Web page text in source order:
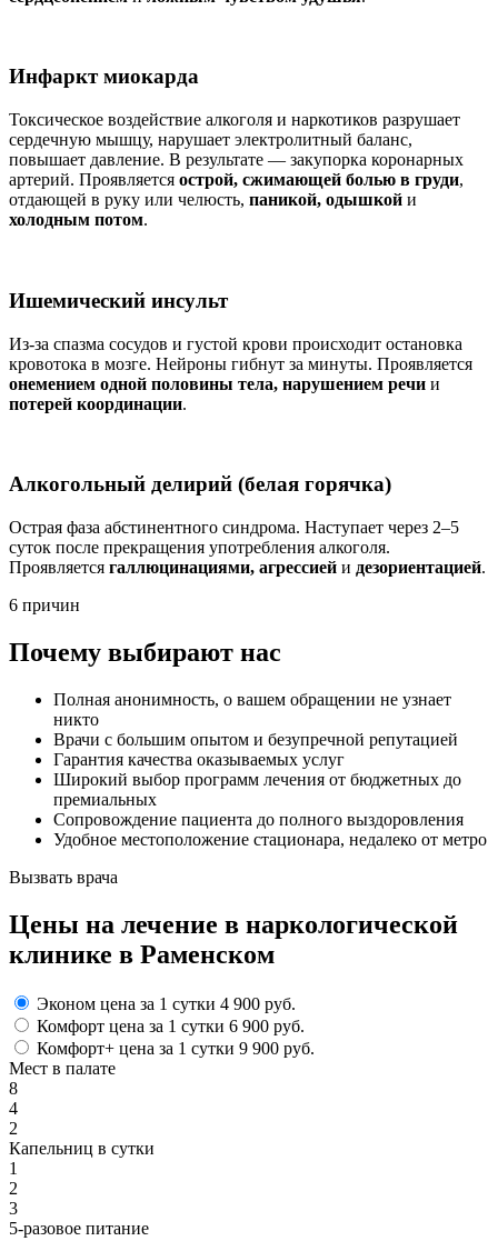
Инфаркт миокарда
Токсическое воздействие алкоголя и наркотиков разрушает
сердечную мышцу, нарушает электролитный баланс,
повышает давление. В результате — закупорка коронарных
артерий. Проявляется острой, сжимающей болью в груди,
отдающей в руку или челюсть, паникой, одышкой и
холодным потом.
Ишемический инсульт
Из-за спазма сосудов и густой крови происходит остановка
кровотока в мозге. Нейроны гибнут за минуты. Проявляется
онемением одной половины тела, нарушением речи и
потерей координации.
Алкогольный делирий (белая горячка)
Острая фаза абстинентного синдрома. Наступает через 2–5
суток после прекращения употребления алкоголя.
Проявляется галлюцинациями, агрессией и дезориентацией.
6 причин
Почему выбирают нас
Полная анонимность, о вашем обращении не узнает
никто
Врачи с большим опытом и безупречной репутацией
Гарантия качества оказываемых услуг
Широкий выбор программ лечения от бюджетных до
премиальных
Сопровождение пациента до полного выздоровления
Удобное местоположение стационара, недалеко от метро
Вызвать врача
Цены на лечение в наркологической
клинике в Раменском
Эконом цена за 1 сутки 4 900 руб.
Комфорт цена за 1 сутки 6 900 руб.
Комфорт+ цена за 1 сутки 9 900 руб.
Мест в палате
8
4
2
Капельниц в сутки
1
2
3
5-разовое питание